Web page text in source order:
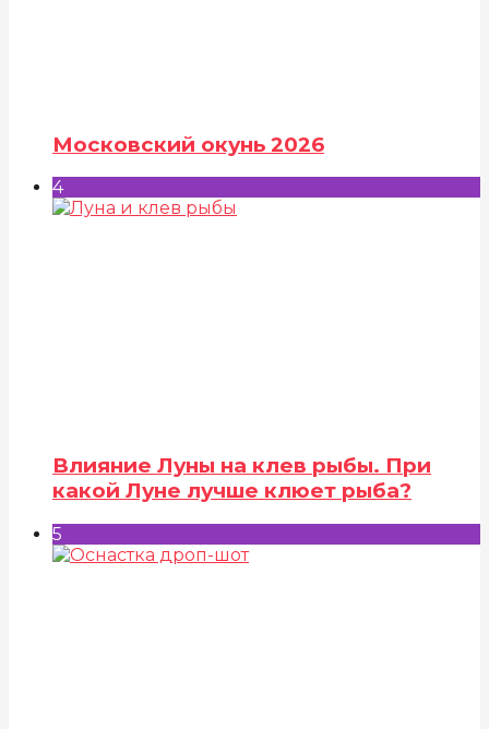
Московский окунь 2026
4
Влияние Луны на клев рыбы. При
какой Луне лучше клюет рыба?
5